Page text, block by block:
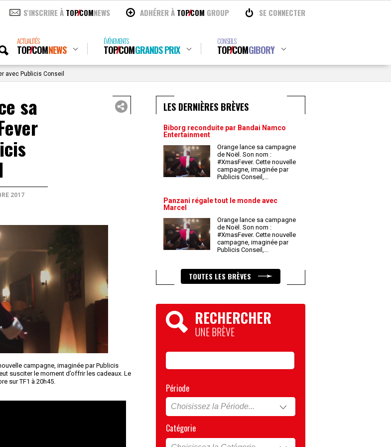
S'INSCRIRE À TOPCOMNEWS ADHÉRER À TOPCOM GROUP SE CONNECTER
ACTUALITÉS
TOPCOMNEWS
ÉVÉNEMENTS
TOPCOMGRANDS PRIX
CONSEILS
TOPCOMGIBORY
avec Publicis Conseil
sa
2017
campagne, imaginée par Publicis
susciter le moment d’offrir les cadeaux. Le
sur TF1 à 20h45.
LES DERNIÈRES BRÈVES
Biborg reconduite par Bandai Namco
Entertainment
Orange lance sa campagne
de Noël. Son nom :
#XmasFever. Cette nouvelle
campagne, imaginée par
Publicis Conseil,...
Panzani régale tout le monde avec
Marcel
Orange lance sa campagne
de Noël. Son nom :
#XmasFever. Cette nouvelle
campagne, imaginée par
Publicis Conseil,...
TOUTES LES BRÈVES
RECHERCHER
UNE BRÈVE
Période
Catégorie